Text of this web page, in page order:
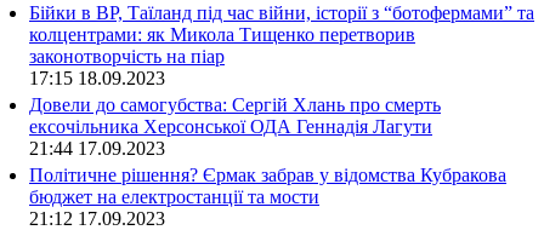
Бійки в ВР, Таїланд під час війни, історії з “ботофермами” та
колцентрами: як Микола Тищенко перетворив
законотворчість на піар
17:15 18.09.2023
Довели до самогубства: Сергій Хлань про смерть
ексочільника Херсонської ОДА Геннадія Лагути
21:44 17.09.2023
Політичне рішення? Єрмак забрав у відомства Кубракова
бюджет на електростанції та мости
21:12 17.09.2023